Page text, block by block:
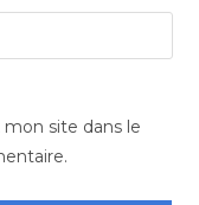
site dans le